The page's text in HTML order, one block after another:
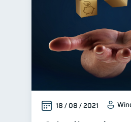
18 / 08 / 2021